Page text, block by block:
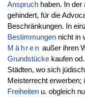
Anspruchhaben. In der
gehindert, für die
Beschränkungen. In
Bestimmungennicht in
Mähren außer ihren
Grundstückekaufen
Städten, wo sich
Meisterrecht erwerben;
Freiheitenu. obgleich